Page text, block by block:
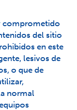
comprometido
del sitio
en este
lesivos de
o que de
normal